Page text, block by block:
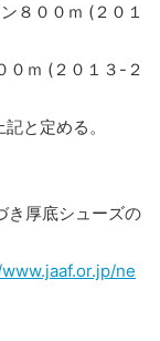
８００ｍ (２０１
０ｍ (２０１３-２
と定める。
き厚底シューズの
ne